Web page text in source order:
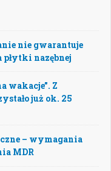
nie gwarantuje
płytki nazębnej
wakacje”. Z
już ok. 25
– wymagania
MDR